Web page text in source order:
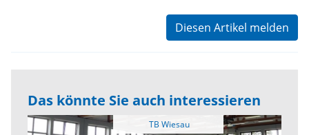
Diesen Artikel melden
Das könnte Sie auch interessieren